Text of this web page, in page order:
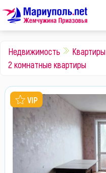
Недвижимость Квартиры
2 комнатные квартиры
VIP